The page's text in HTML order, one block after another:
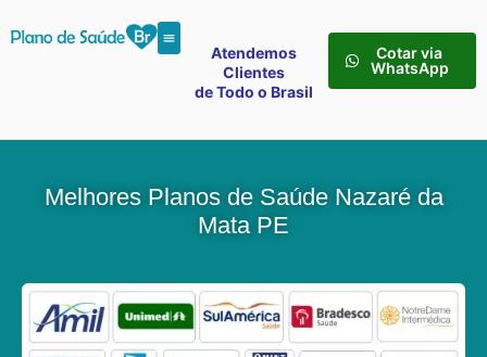
Atendemos
Clientes
de Todo o Brasil
Cotar via
WhatsApp
Melhores Planos de Saúde Nazaré da
Mata PE